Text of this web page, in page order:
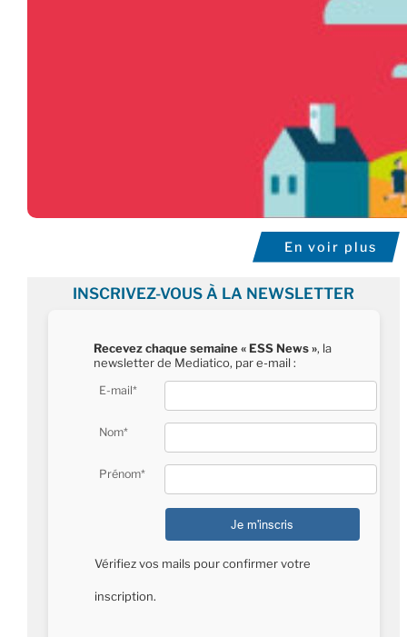
En voir plus
INSCRIVEZ-VOUS À LA NEWSLETTER
Recevez chaque semaine « ESS News », la
newsletter de Mediatico, par e-mail :
E-mail*
Nom*
Prénom*
Vérifiez vos mails pour confirmer votre
inscription.